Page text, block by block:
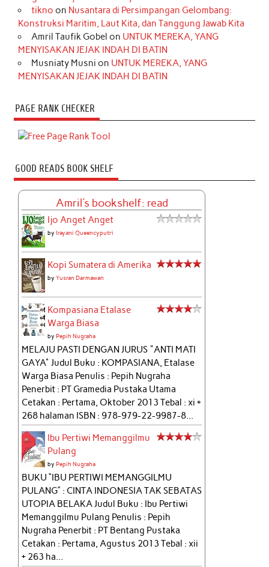
tikno on Nusantara di Persimpangan Gelombang:
Konstruksi Maritim, Laut Kita, dan Tanggung Jawab Kita
Amril Taufik Gobel on UNTUK MEREKA, YANG
MENYISAKAN JEJAK INDAH DI BATIN
Musniaty Musni on UNTUK MEREKA, YANG
MENYISAKAN JEJAK INDAH DI BATIN
PAGE RANK CHECKER
GOOD READS BOOK SHELF
Amril's bookshelf: read
Ijo Anget Anget
byIrayani Queencyputri
Kopi Sumatera di Amerika
byYusran Darmawan
Kompasiana Etalase
Warga Biasa
byPepih Nugraha
MELAJU PASTI DENGAN JURUS "ANTI MATI
GAYA" Judul Buku : KOMPASIANA, Etalase
Warga Biasa Penulis : Pepih Nugraha
Penerbit : PT Gramedia Pustaka Utama
Cetakan : Pertama, Oktober 2013 Tebal : xi +
268 halaman ISBN : 978-979-22-9987-8...
Ibu Pertiwi Memanggilmu
Pulang
byPepih Nugraha
BUKU “IBU PERTIWI MEMANGGILMU
PULANG” : CINTA INDONESIA TAK SEBATAS
UTOPIA BELAKA Judul Buku : Ibu Pertiwi
Memanggilmu Pulang Penulis : Pepih
Nugraha Penerbit : PT Bentang Pustaka
Cetakan : Pertama, Agustus 2013 Tebal : xii
+ 263 ha...